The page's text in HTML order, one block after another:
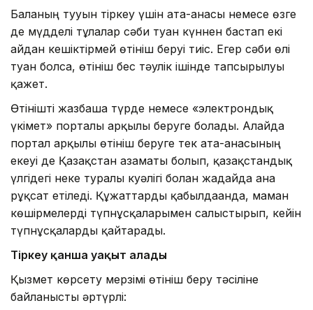
Баланың тууын тіркеу үшін ата-анасы немесе өзге
де мүдделі тұлғалар сәби туған күннен бастап екі
айдан кешіктірмей өтініш беруі тиіс. Егер сәби өлі
туған болса, өтініш бес тәулік ішінде тапсырылуы
қажет.
Өтінішті жазбаша түрде немесе «электрондық
үкімет» порталы арқылы беруге болады. Алайда
портал арқылы өтініш беруге тек ата-анасының
екеуі де Қазақстан азаматы болып, қазақстандық
үлгідегі неке туралы куәлігі болған жағдайда ғана
рұқсат етіледі. Құжаттарды қабылдағанда, маман
көшірмелерді түпнұсқаларымен салыстырып, кейін
түпнұсқаларды қайтарады.
Тіркеу қанша уақыт алады
Қызмет көрсету мерзімі өтініш беру тәсіліне
байланысты әртүрлі: